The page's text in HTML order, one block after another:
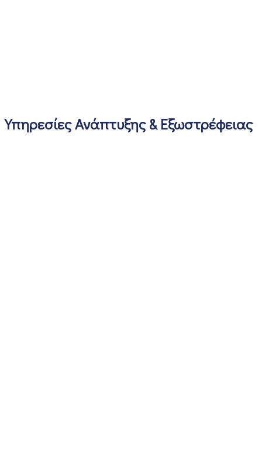
Υπηρεσίες Ανάπτυξης & Εξωστρέφειας